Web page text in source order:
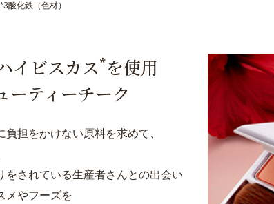
酸化鉄（色材）
イビスカス*を使用
ーティーチーク
担をかけない原料を求めて、
をされている生産者さんとの出会い
メやフーズを